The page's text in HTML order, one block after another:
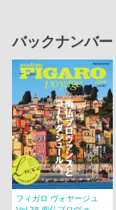
バックナンバー
フィガロ ヴォヤージュ